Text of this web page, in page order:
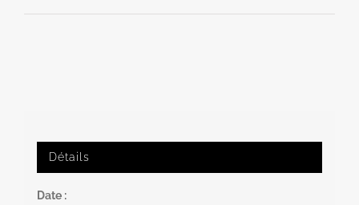
Détails
Date :